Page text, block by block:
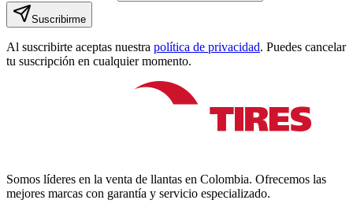
Suscribirme
Al suscribirte aceptas nuestra política de privacidad. Puedes cancelar
tu suscripción en cualquier momento.
Somos líderes en la venta de llantas en Colombia. Ofrecemos las
mejores marcas con garantía y servicio especializado.